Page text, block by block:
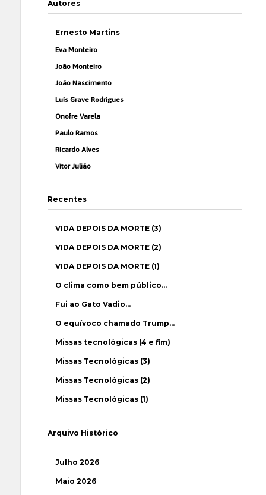
Autores
Ernesto Martins
Eva Monteiro
João Monteiro
João Nascimento
Luís Grave Rodrigues
Onofre Varela
Paulo Ramos
Ricardo Alves
Vítor Julião
Recentes
VIDA DEPOIS DA MORTE (3)
VIDA DEPOIS DA MORTE (2)
VIDA DEPOIS DA MORTE (1)
O clima como bem público…
Fui ao Gato Vadio…
O equívoco chamado Trump…
Missas tecnológicas (4 e fim)
Missas Tecnológicas (3)
Missas Tecnológicas (2)
Missas Tecnológicas (1)
Arquivo Histórico
Julho 2026
Maio 2026